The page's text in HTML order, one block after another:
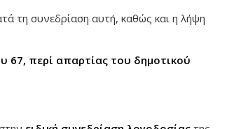
τη συνεδρίαση αυτή, καθώς και η λήψη
67, περί απαρτίας του δημοτικού